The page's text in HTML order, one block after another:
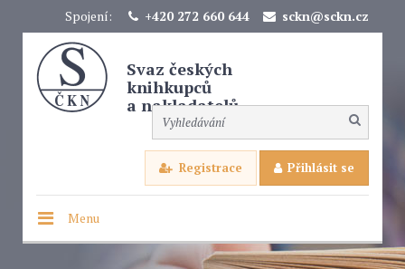
Spojení: +420 272 660 644 sckn@sckn.cz
Svaz českých
knihkupců
a nakladatelů
Registrace Přihlásit se
Menu